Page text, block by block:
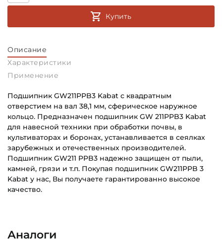
Купить
Описание
Характеристики
Применение
Подшипник GW211PPB3 Kabat с квадратным
отверстием на вал 38,1 мм, сферическое наружное
кольцо. Предназначен подшипник GW 211PPB3 Kabat
для навесной техники при обработки почвы, в
культиваторах и боронах, устанавливается в сеялках
зарубежных и отечественных производителей.
Подшипник GW211 PPB3 надежно защищен от пыли,
камней, грязи и т.п. Покупая подшипник GW211PPB 3
Kabat у нас, Вы получаете гарантированно высокое
качество.
Аналоги